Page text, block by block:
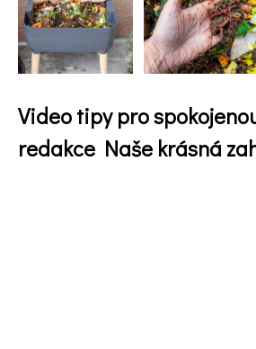
Video tipy pro
redakce Naše krásná